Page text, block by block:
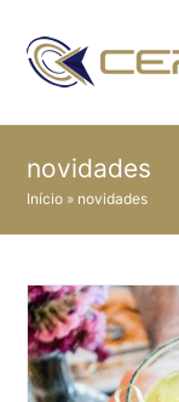
novidades
Início » novidades